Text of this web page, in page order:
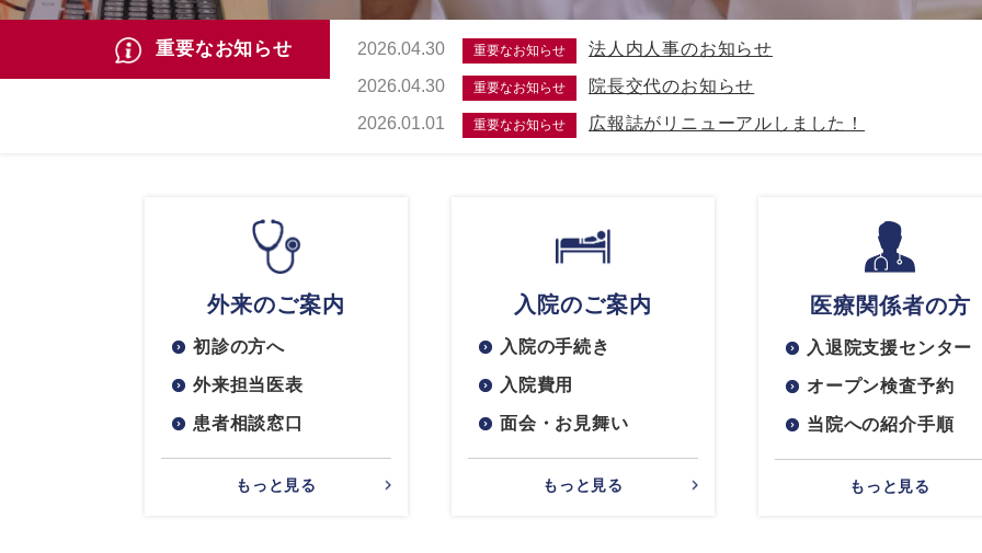
重要なお知らせ 2026.04.30 重要なお知らせ
法人内人事のお知らせ
2026.04.30
重要なお知らせ
院長交代のお知らせ
2026.01.01
重要なお知らせ 広報誌がリニューアルしました！
外来のご案内
初診の方へ
外来担当医表
患者相談窓口
もっと見る
入院のご案内
入院の手続き
入院費用
面会・お見舞い
もっと見る
医療関係者の方
入退院支援センター
オープン検査予約
当院への紹介手順
もっと見る